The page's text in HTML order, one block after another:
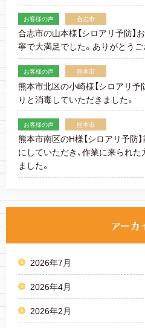
お客様の声 合志市
合志市の山本様【シロアリ予防】
寧で大満足でした。ありがとうご
お客様の声 熊本市
熊本市北区の小崎様【シロアリ予
りと消毒していただきました。
お客様の声 熊本市
熊本市南区のH様【シロアリ予防
にしていただき、作業に来られ
ました。
2026年7月
2026年4月
2026年2月